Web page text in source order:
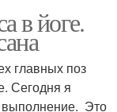
в йоге.
главных поз
Сегодня я
выполнение. Это